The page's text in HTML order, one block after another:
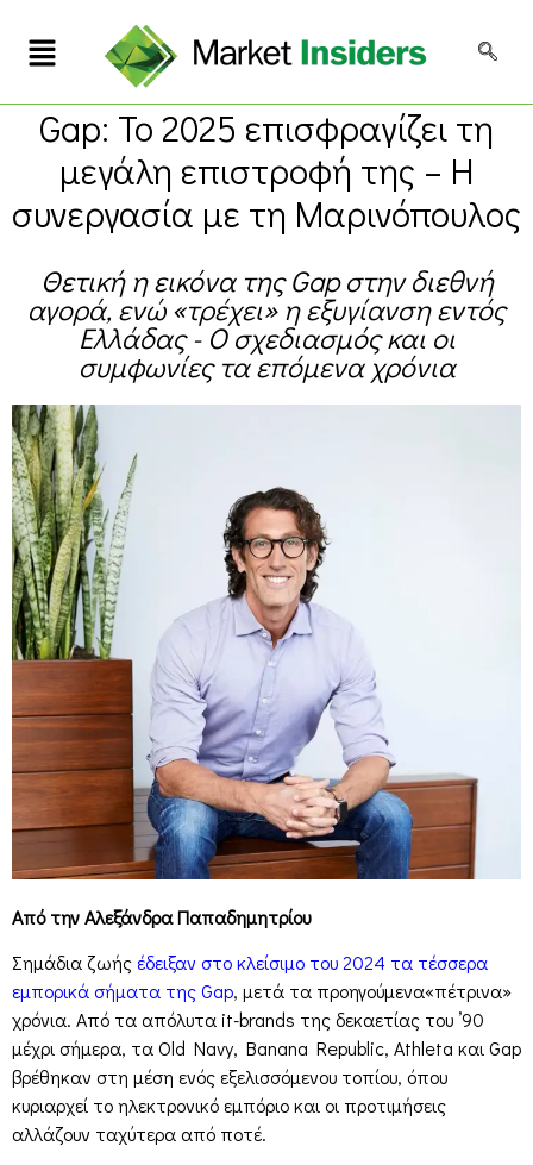
Gap: Το 2025 επισφραγίζει τη
μεγάλη επιστροφή της – Η
συνεργασία με τη Μαρινόπουλος
Θετική η εικόνα της Gap στην διεθνή
αγορά, ενώ «τρέχει» η εξυγίανση εντός
Ελλάδας - Ο σχεδιασμός και οι
συμφωνίες τα επόμενα χρόνια
Από την Αλεξάνδρα Παπαδημητρίου
Σημάδια ζωήςέδειξαν στο κλείσιμο του 2024 τα τέσσερα
εμπορικά σήματα της Gap, μετά τα προηγούμενα«πέτρινα»
χρόνια. Από τα απόλυτα it-brands της δεκαετίας του ’90
μέχρι σήμερα, τα Old Navy, Banana Republic, Athleta και Gap
βρέθηκαν στη μέση ενός εξελισσόμενου τοπίου, όπου
κυριαρχεί το ηλεκτρονικό εμπόριο και οι προτιμήσεις
αλλάζουν ταχύτερα από ποτέ.